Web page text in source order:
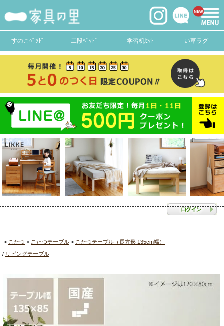
すのこﾍﾞｯﾄﾞ 二段ﾍﾞｯﾄﾞ 学習机ｾｯﾄ い草ラグ
こたつ こたつテーブル
こたつテーブル（長方形 135cm幅）
リビングテーブル